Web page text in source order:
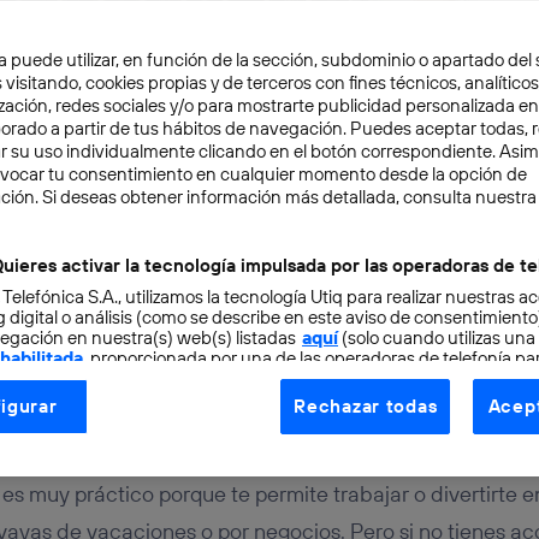
4 min
internet desde
muy práctico porque te permite trabajar o divertirte
de vacaciones o por negocios. Pero si no tienes
puede utilizar, en función de la sección, subdominio o apartado del
visitando, cookies propias y de terceros con fines técnicos,
redes sociales y/o para mostrarte publicidad personalizada
a partir de tus hábitos de navegación. Puedes aceptar todas,
su uso individualmente clicando en el botón correspondiente.
tu consentimiento en cualquier momento desde la opción de
Si deseas obtener información más detallada, consulta nuestra
activar la tecnología impulsada por las operadoras de
S.A., utilizamos la tecnología Utiq para realizar nuestras
digital o análisis (como se describe en este aviso de
en nuestra(s) web(s) listadas aquí(solo cuando utilizas una
, proporcionada por una de las operadoras de telefonía
consentimiento en cada página web).
Utiq está diseñada con la privacidad como prioridad
tu dirección IP y otra información de la cuenta de cliente de
a la conexión que utilizas (p. ej., número de teléfono móvil).
Rechazar todas